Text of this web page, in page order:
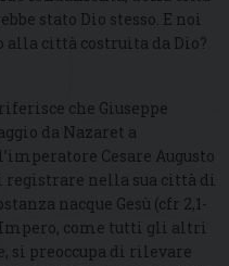
stato Dio stesso. E noi
città costruita da Dio?
che Giuseppe
da Nazaret a
Cesare Augusto
nella sua città di
nacque Gesù (cfr 2,1-
come tutti gli altri
si preoccupa di rilevare